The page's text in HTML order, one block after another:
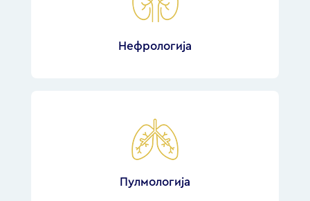
Нефрологија
Пулмологија